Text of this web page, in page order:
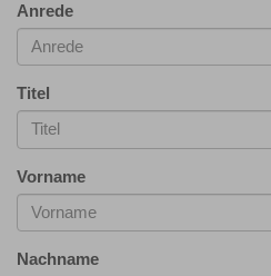
Anrede
Titel
Vorname
Nachname